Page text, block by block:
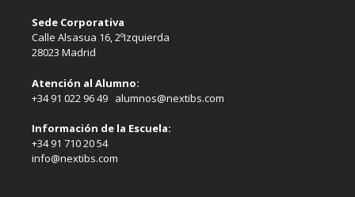
Sede Corporativa
Calle Alsasua 16, 2ºIzquierda
28023 Madrid
Atención al Alumno:
+34 91 022 96 49 alumnos@nextibs.com
Información de la Escuela:
+34 91 710 20 54
info@nextibs.com